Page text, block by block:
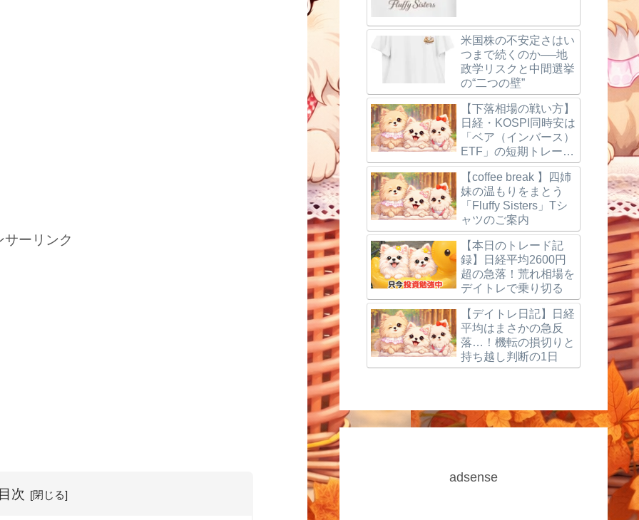
サーリンク
次
米国株の不安定さはい
つまで続くのか──地
政学リスクと中間選挙
の“二つの壁”
【下落相場の戦い方】
日経・KOSPI同時安は
「ベア（インバース）
ETF」の短期トレード
で狙う
【coffee break 】四姉
妹の温もりをまとう
「Fluffy Sisters」Tシ
ャツのご案内
【本日のトレード記
録】日経平均2600円
超の急落！荒れ相場を
デイトレで乗り切る
【デイトレ日記】日経
平均はまさかの急反
落…！機転の損切りと
持ち越し判断の1日
adsense